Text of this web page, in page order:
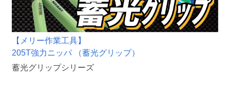
【メリー作業工具】
205T強力ニッパ （蓄光グリップ）
蓄光グリップシリーズ